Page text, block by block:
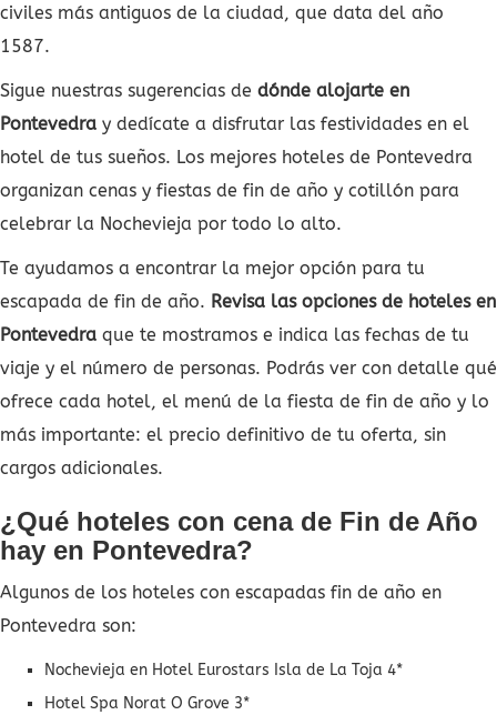
civiles más antiguos de la ciudad, que data del año
1587.
Sigue nuestras sugerencias de dónde alojarte en
Pontevedra y dedícate a disfrutar las festividades en el
hotel de tus sueños. Los mejores hoteles de Pontevedra
organizan cenas y fiestas de fin de año y cotillón para
celebrar la Nochevieja por todo lo alto.
Te ayudamos a encontrar la mejor opción para tu
escapada de fin de año. Revisa las opciones de hoteles en
Pontevedra que te mostramos e indica las fechas de tu
viaje y el número de personas. Podrás ver con detalle qué
ofrece cada hotel, el menú de la fiesta de fin de año y lo
más importante: el precio definitivo de tu oferta, sin
cargos adicionales.
¿Qué hoteles con cena de Fin de Año
hay en Pontevedra?
Algunos de los hoteles con escapadas fin de año en
Pontevedra son:
Nochevieja en Hotel Eurostars Isla de La Toja 4*
Hotel Spa Norat O Grove 3*